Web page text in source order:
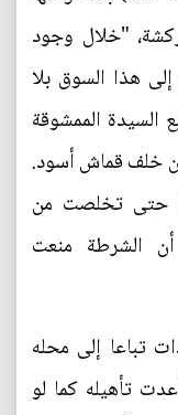
"خلال وجود
هذا السوق بلا
السيدة الممشوقة
من خلف قماش أسود.
حتى تخلصت من
أن الشرطة منعت
تباعا إلى محله
تأهيله كما لو